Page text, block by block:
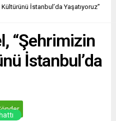
İstanbul’da Yaşatıyoruz”
“Şehrimizin
İstanbul’da